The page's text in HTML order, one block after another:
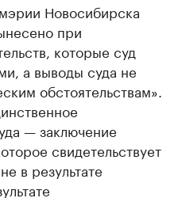
Новосибирска
при
которые суд
а выводы суда не
обстоятельствам».
— заключение
свидетельствует
в результате